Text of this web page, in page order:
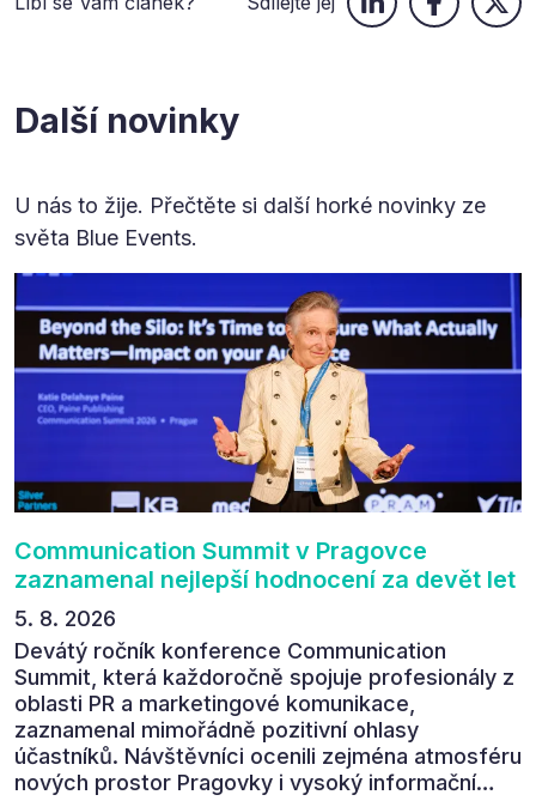
Další novinky
U nás to žije. Přečtěte si další horké novinky ze
světa Blue Events.
Communication Summit v Pragovce
zaznamenal nejlepší hodnocení za devět let
5. 8. 2026
Devátý ročník konference Communication
Summit, která každoročně spojuje profesionály z
oblasti PR a marketingové komunikace,
zaznamenal mimořádně pozitivní ohlasy
účastníků. Návštěvníci ocenili zejména atmosféru
nových prostor Pragovky i vysoký informační